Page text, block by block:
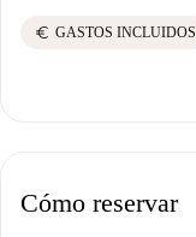
euro GASTOS INCLUIDOS
Cómo reservar